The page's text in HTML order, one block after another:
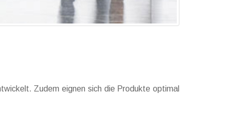
Zudem eignen sich die Produkte optimal